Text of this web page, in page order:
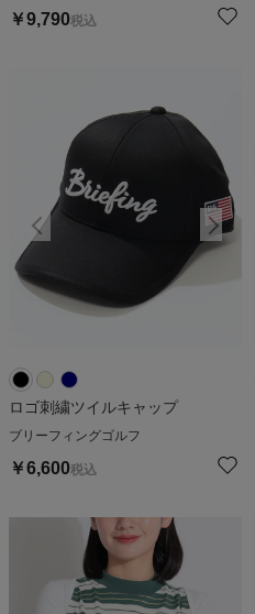
￥9,790税込
ロゴ刺繍ツイルキャップ
ブリーフィングゴルフ
￥6,600税込